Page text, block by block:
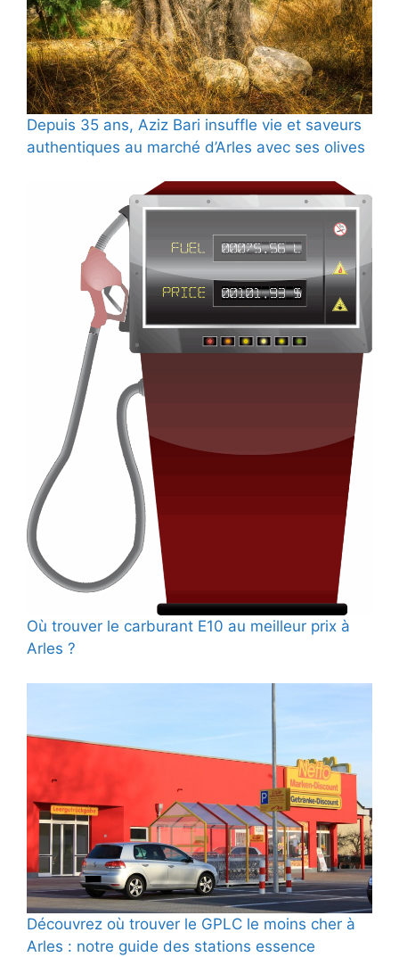
Depuis 35 ans, Aziz Bari insuffle vie et saveurs
authentiques au marché d’Arles avec ses olives
Où trouver le carburant E10 au meilleur prix à
Arles ?
Découvrez où trouver le GPLC le moins cher à
Arles : notre guide des stations essence